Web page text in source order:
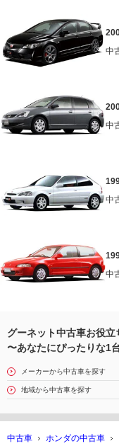
中
中
中
中
グーネット中古車お役立
〜あなたにぴったりな1
メーカーから中古車を探す
地域から中古車を探す
中古車 ホンダの中古車